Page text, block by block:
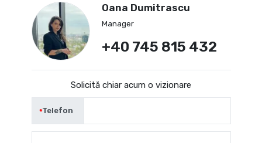
Oana Dumitrascu
Manager
+40 745 815 432
Solicită chiar acum o vizionare
Telefon